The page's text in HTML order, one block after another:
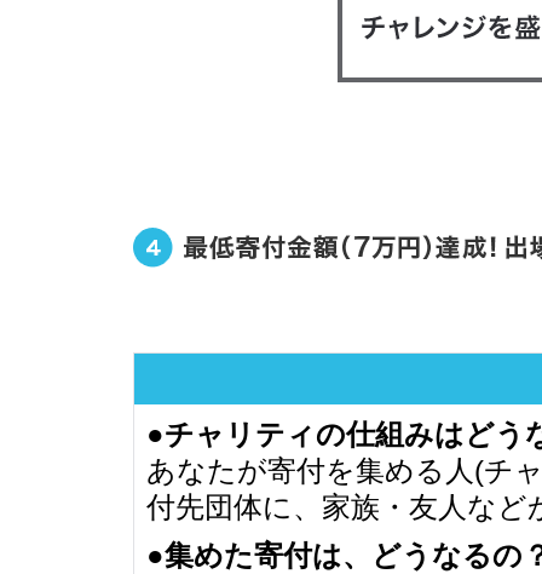
●チャリティの仕組みはどう
あなたが寄付を集める人(チ
付先団体に、家族・友人な
●集めた寄付は、どうなるの